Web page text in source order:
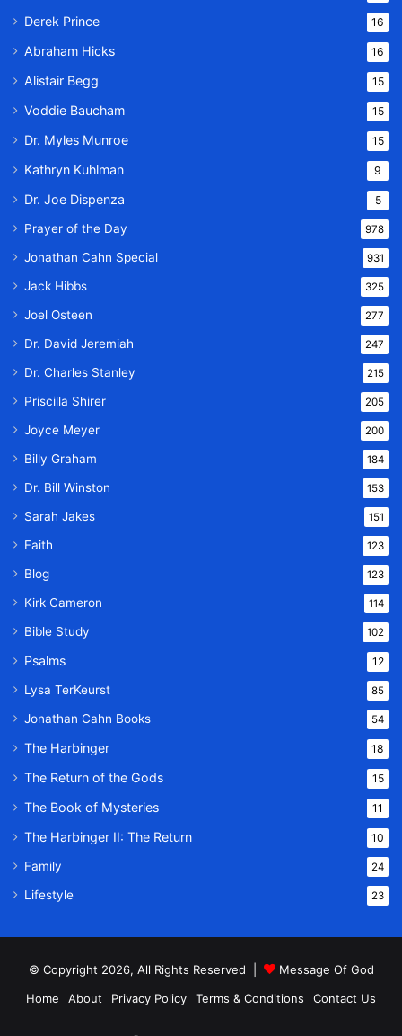
Derek Prince 16
Abraham Hicks 16
Alistair Begg 15
Voddie Baucham 15
Dr. Myles Munroe 15
Kathryn Kuhlman 9
Dr. Joe Dispenza 5
Prayer of the Day 978
Jonathan Cahn Special 931
Jack Hibbs 325
Joel Osteen 277
Dr. David Jeremiah 247
Dr. Charles Stanley 215
Priscilla Shirer 205
Joyce Meyer 200
Billy Graham 184
Dr. Bill Winston 153
Sarah Jakes 151
Faith 123
Blog 123
Kirk Cameron 114
Bible Study 102
Psalms 12
Lysa TerKeurst 85
Jonathan Cahn Books 54
The Harbinger 18
The Return of the Gods 15
The Book of Mysteries 11
The Harbinger II: The Return 10
Family 24
Lifestyle 23
© Copyright 2026, All Rights Reserved |
Message Of God
Home
About Privacy Policy Terms & Conditions Contact Us